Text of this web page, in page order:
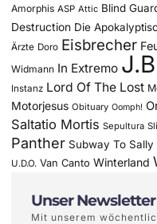
Amorphis ASP Attic Blind
Destruction Die
Ärzte Doro Eisbrecher
Widmann In Extremo
Instanz Lord Of The Lost
Motorjesus Obituary Oomph!
Saltatio Mortis Sepultura
Panther Subway To Sally
U.D.O. Van Canto Winterland
Unser
Mit unserem